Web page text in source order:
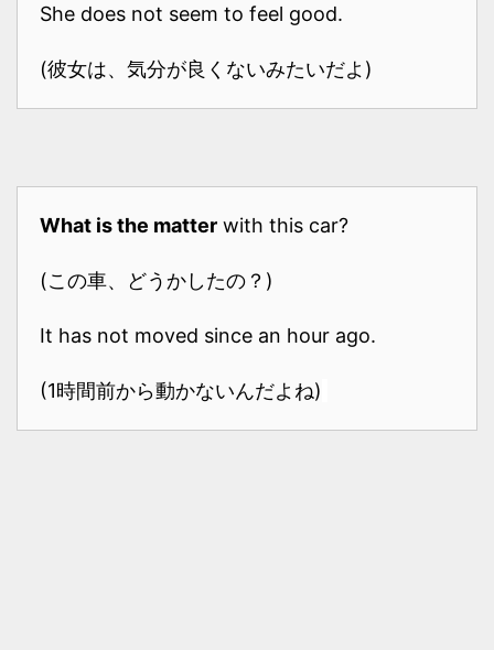
She does not seem to feel good.
(彼女は、気分が良くないみたいだよ)
What is the matter with this car?
(この車、どうかしたの？)
It has not moved since an hour ago.
(1時間前から動かないんだよね)